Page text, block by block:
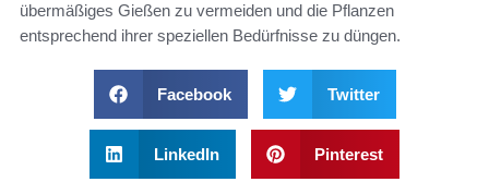
übermäßiges Gießen zu vermeiden und die Pflanzen
entsprechend ihrer speziellen Bedürfnisse zu düngen.
Facebook Twitter
LinkedIn Pinterest